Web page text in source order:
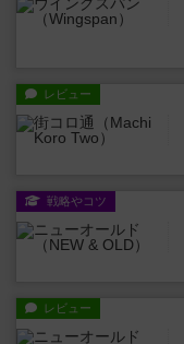
レビュー
戦略やコツ
レビュー